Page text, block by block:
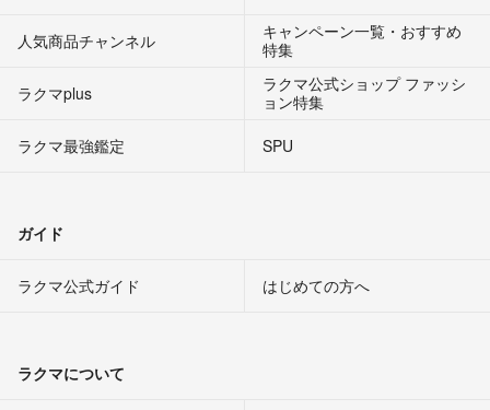
人気商品チャンネル
キャンペーン一覧・おすすめ
特集
ラクマplus
ラクマ公式ショップ ファッシ
ョン特集
ラクマ最強鑑定
SPU
ガイド
ラクマ公式ガイド はじめての方へ
ラクマについて